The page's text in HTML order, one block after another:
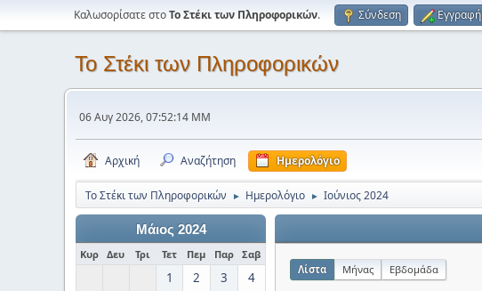
Καλωσορίσατε στοΤο Στέκι των Πληροφορικών. Σύνδεση Εγγραφή
Το Στέκι των Πληροφορικών
06 Αυγ 2026, 07:52:14 ΜΜ
Αρχική Αναζήτηση Ημερολόγιο
Το Στέκι των Πληροφορικών ► Ημερολόγιο ► Ιούνιος 2024
Μάιος 2024
Κυρ Δευ Τρι Τετ Πεμ Παρ Σαβ
1 2 3
4
Λίστα Μήνας Εβδομάδα